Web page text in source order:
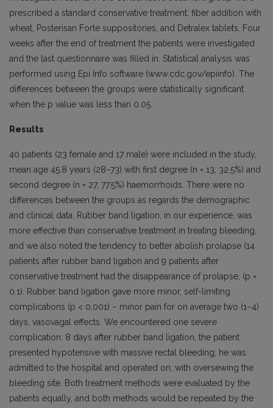
prescribed a standard conservative treatment: fiber addition with
wheat, Posterisan Forte suppositories, and Detralex tablets. Four
weeks after the end of treatment the patients were investigated
and the last questionnaire was filled in. Statistical analysis was
performed using Epi Info software (www.cdc.gov/epiinfo). The
differences between the groups were statistically significant
when the p value was less than 0.05.
Results
40 patients (23 female and 17 male) were included in the study,
mean age 45.8 years (28–73) with first degree (n = 13, 32.5%) and
second degree (n = 27, 77.5%) haemorrhoids. There were no
differences between the groups as regards the demographic
and clinical data. Rubber band ligation, in our experience, was
more effective than conservative treatment in treating bleeding,
and we also noted the tendency to better abolish prolapse (14
patients after rubber band ligation and 9 patients after
conservative treatment had the disappearance of prolapse, (p =
0.1). Rubber band ligation gave more minor, self-limiting
complications (p < 0,001) – minor pain for on average two (1–4)
days, vasovagal effects. We encountered one severe
complication: 8 days after rubber band ligation, the patient
presented hypotensive with massive rectal bleeding; he was
admitted to the hospital and operated on, with oversewing the
bleeding site. Both treatment methods were evaluated by the
patients equally, and both methods would be repeated by the